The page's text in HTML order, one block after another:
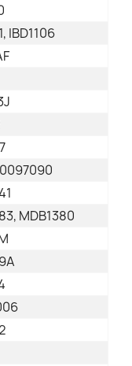
IBD1106
MDB1380